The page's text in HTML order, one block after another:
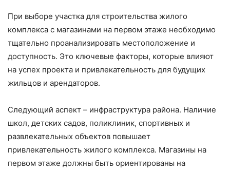
При выборе участка для строительства жилого
комплекса с магазинами на первом этаже необходимо
тщательно проанализировать местоположение и
доступность. Это ключевые факторы, которые влияют
на успех проекта и привлекательность для будущих
жильцов и арендаторов.
Следующий аспект – инфраструктура района. Наличие
школ, детских садов, поликлиник, спортивных и
развлекательных объектов повышает
привлекательность жилого комплекса. Магазины на
первом этаже должны быть ориентированы на